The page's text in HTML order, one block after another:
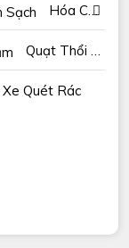
Hóa Chất Làm Sạch
Quạt Thổi Thảm
Xe Quét Rác